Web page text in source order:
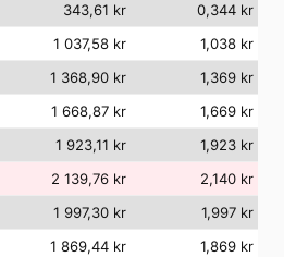
343,61 kr
0,344 kr
1 037,58 kr
1,038 kr
1 368,90 kr
1,369 kr
1 668,87 kr
1,669 kr
1 923,11 kr
1,923 kr
2 139,76 kr
2,140 kr
1 997,30 kr
1,997 kr
1 869,44 kr
1,869 kr